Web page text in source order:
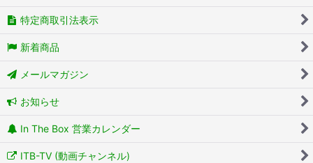
特定商取引法表示
新着商品
メールマガジン
お知らせ
In The Box 営業カレンダー
ITB-TV (動画チャンネル)